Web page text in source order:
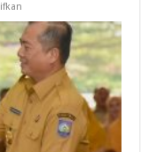
Implementasi
Regulasi
Kepegawaian
yang
Profesional,
Inovatif
dan
Akuntabel,
Pemprov
NTB
Serahkan